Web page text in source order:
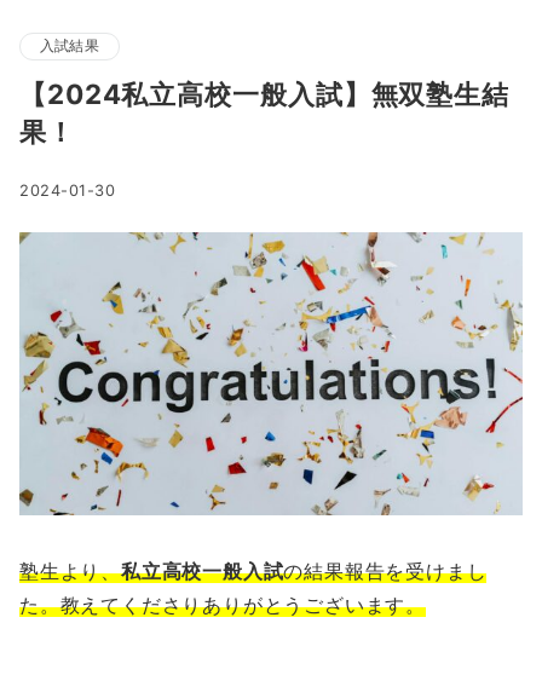
入試結果
【2024私立高校一般入試】無双塾生結
果！
2024-01-30
塾生より、私立高校一般入試の結果報告を受けまし
た。教えてくださりありがとうございます。